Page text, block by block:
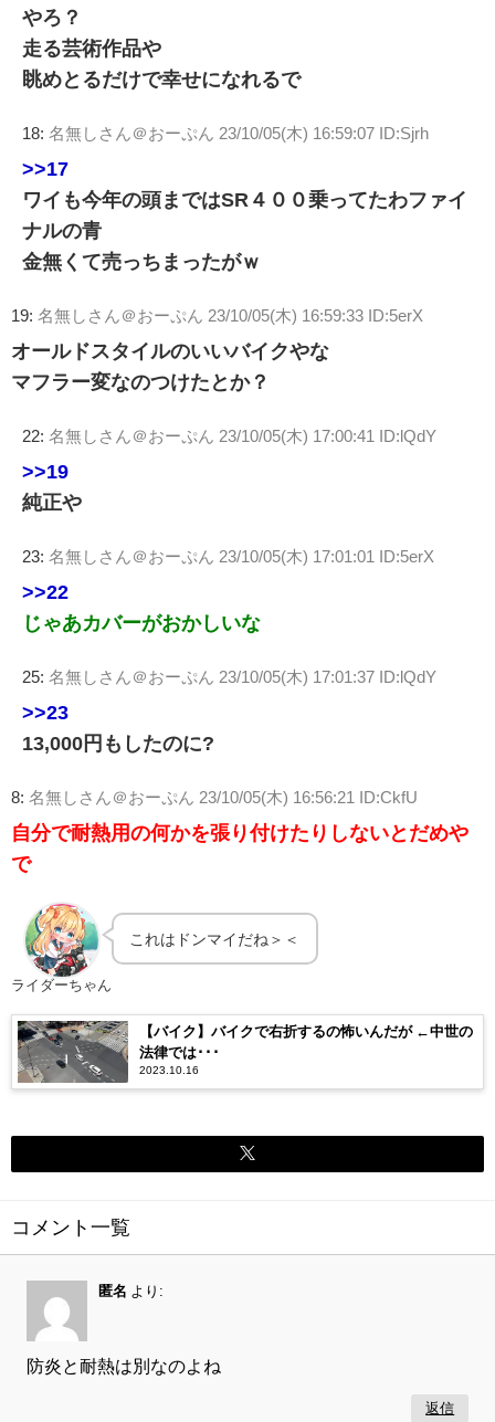
やろ？
走る芸術作品や
眺めとるだけで幸せになれるで
18: 名無しさん＠おーぷん 23/10/05(木) 16:59:07 ID:Sjrh
>>17
ワイも今年の頭まではSR４００乗ってたわファイ
ナルの青
金無くて売っちまったがｗ
19: 名無しさん＠おーぷん 23/10/05(木) 16:59:33 ID:5erX
オールドスタイルのいいバイクやな
マフラー変なのつけたとか？
22: 名無しさん＠おーぷん 23/10/05(木) 17:00:41 ID:lQdY
>>19
純正や
23: 名無しさん＠おーぷん 23/10/05(木) 17:01:01 ID:5erX
>>22
じゃあカバーがおかしいな
25: 名無しさん＠おーぷん 23/10/05(木) 17:01:37 ID:lQdY
>>23
13,000円もしたのに?
8: 名無しさん＠おーぷん 23/10/05(木) 16:56:21 ID:CkfU
自分で耐熱用の何かを張り付けたりしないとだめや
で
ライダーちゃん
これはドンマイだね＞＜
【バイク】バイクで右折するの怖いんだが ←中世の
法律では･･･
2023.10.16
コメント一覧
匿名 より:
防炎と耐熱は別なのよね
返信